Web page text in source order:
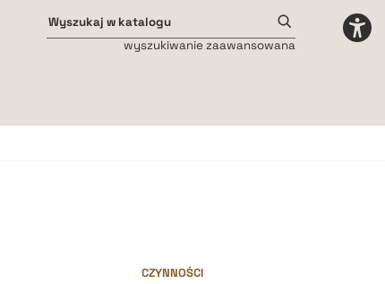
wyszukiwanie zaawansowana
CZYNNOŚCI